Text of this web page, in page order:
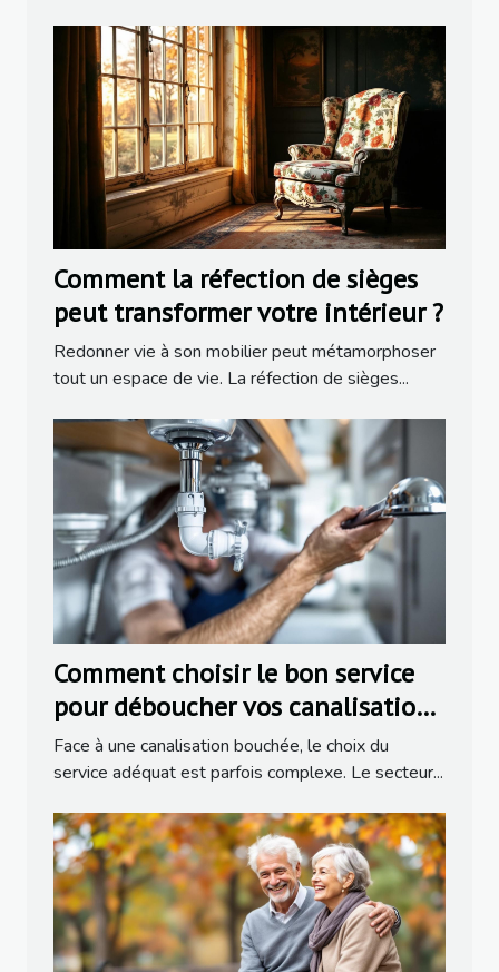
Comment la réfection de sièges
peut transformer votre intérieur ?
Redonner vie à son mobilier peut métamorphoser
tout un espace de vie. La réfection de sièges...
Comment choisir le bon service
pour déboucher vos canalisations
?
Face à une canalisation bouchée, le choix du
service adéquat est parfois complexe. Le secteur...